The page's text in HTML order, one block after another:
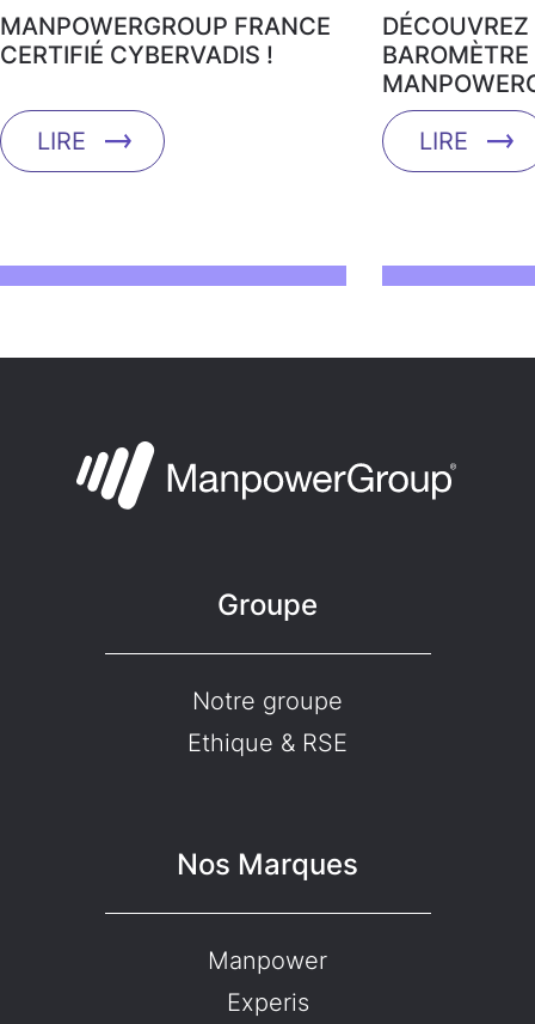
MANPOWERGROUP FRANCE
CERTIFIÉ CYBERVADIS !
LIRE
DÉCOUVREZ
LIRE
Groupe
Notre groupe
Ethique & RSE
Nos Marques
Manpower
Experis